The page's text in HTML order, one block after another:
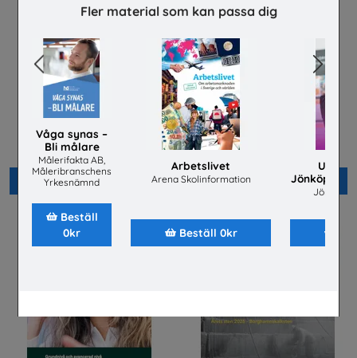
Fler material som kan passa dig
Våga synas –
Bli målare
Målerifakta AB,
Måleribranschens
Yrkesnämnd
Beställ
0kr
Arbetslivet
Arena Skolinformation
Beställ 0kr
Jönköping
Previous Next
Flygteknikutbildning på
gymnasieskolan
TYA
Beställ 0kr
Välkommen hem till
fastighetsbranschen
Fastighetsbranschens
Utbildningsnämnd
Beställ 0kr